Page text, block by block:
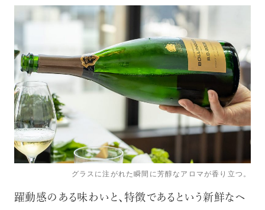
グラスに注がれた瞬間に芳醇なアロマが香り立つ。
躍動感のある味わいと、特徴であるという新鮮なヘ